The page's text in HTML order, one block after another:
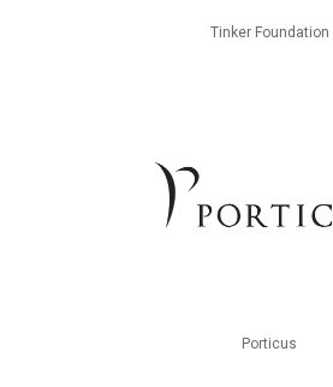
Tinker Foundation
Porticus